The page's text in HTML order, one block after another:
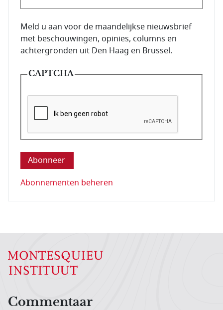
E-mailadres van de abonnee.
Meld u aan voor de maandelijkse nieuwsbrief
met beschouwingen, opinies, columns en
achtergronden uit Den Haag en Brussel.
CAPTCHA
Deze vraag is om te controleren dat u een mens
Abonnementen beheren
Hoofdnavigatiemenu
Commentaar